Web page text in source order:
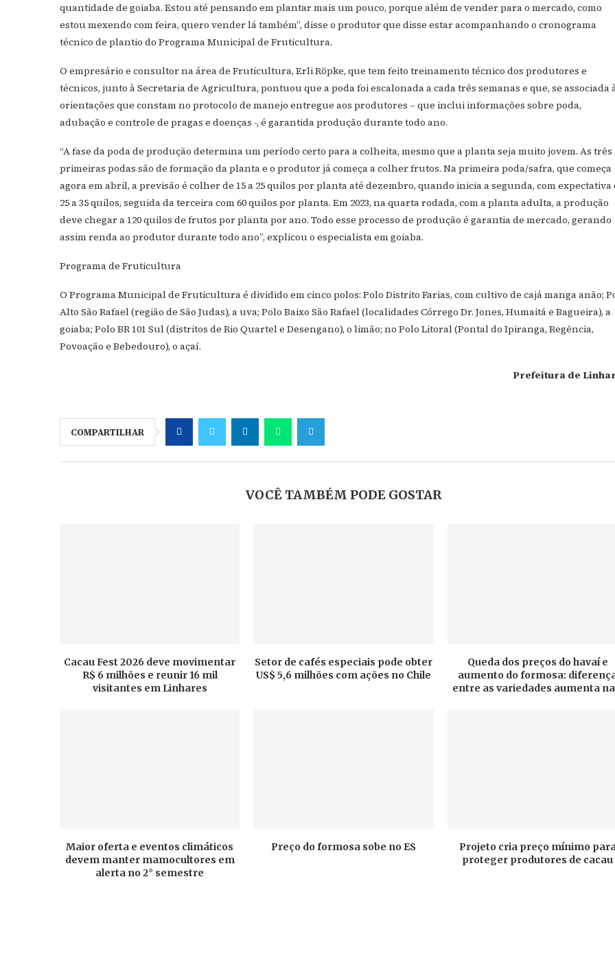
quantidade de goiaba. Estou até pensando em plantar mais um pouco, porque além de vender para o mercado, como
estou mexendo com feira, quero vender lá também”, disse o produtor que disse estar acompanhando o cronograma
técnico de plantio do Programa Municipal de Fruticultura.
O empresário e consultor na área de Fruticultura, Erli Röpke, que tem feito treinamento técnico dos produtores e
técnicos, junto à Secretaria de Agricultura, pontuou que a poda foi escalonada a cada três semanas e que, se associada
orientações que constam no protocolo de manejo entregue aos produtores – que inclui informações sobre poda,
adubação e controle de pragas e doenças -, é garantida produção durante todo ano.
“A fase da poda de produção determina um período certo para a colheita, mesmo que a planta seja muito jovem. As três
primeiras podas são de formação da planta e o produtor já começa a colher frutos. Na primeira poda/safra, que começa
agora em abril, a previsão é colher de 15 a 25 quilos por planta até dezembro, quando inicia a segunda, com expectativa
25 a 35 quilos, seguida da terceira com 60 quilos por planta. Em 2023, na quarta rodada, com a planta adulta, a produção
deve chegar a 120 quilos de frutos por planta por ano. Todo esse processo de produção é garantia de mercado, gerando
assim renda ao produtor durante todo ano”, explicou o especialista em goiaba.
Programa de Fruticultura
O Programa Municipal de Fruticultura é dividido em cinco polos: Polo Distrito Farias, com cultivo de cajá manga anão;
Alto São Rafael (região de São Judas), a uva; Polo Baixo São Rafael (localidades Córrego Dr. Jones, Humaitá e Bagueira), a
goiaba; Polo BR 101 Sul (distritos de Rio Quartel e Desengano), o limão; no Polo Litoral (Pontal do Ipiranga, Regência,
Povoação e Bebedouro), o açaí.
Prefeitura de
COMPARTILHAR
VOCÊ TAMBÉM PODE GOSTAR
Cacau Fest 2026 deve movimentar
R$ 6 milhões e reunir 16 mil
visitantes em Linhares
Setor de cafés especiais pode obter
US$ 5,6 milhões com ações no Chile
Queda dos preços do havaí e
aumento do formosa:
entre as variedades aumenta
Maior oferta e eventos climáticos
devem manter mamocultores em
alerta no 2° semestre
Preço do formosa sobe no ES
Projeto cria preço mínimo
proteger produtores de cacau